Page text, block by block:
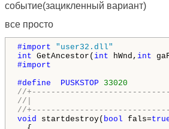
событие(зацикленный вариант)
все просто
#import "user32.dll"
int GetAncestor( int hWnd, int
#import
#define  PUSKSTOP 33020
//
//|
//
void startdestroy( bool fals=